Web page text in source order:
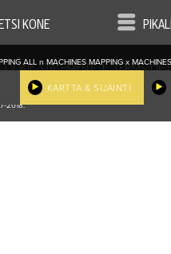
ETSI KONE
ALL n MACHINES MAPPING x
KARTTA & SIJAINTI
STATEMENT | TERMS OF
omaisuutta ja vain Deere'n käytettävissä.
2018.